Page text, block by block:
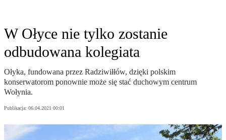
W Ołyce nie tylko zostanie
odbudowana kolegiata
Ołyka, fundowana przez Radziwiłłów, dzięki polskim
konserwatorom ponownie może się stać duchowym centrum
Wołynia.
Publikacja: 06.04.2021 00:01